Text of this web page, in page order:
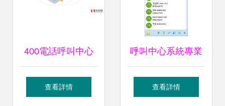
400電話呼叫中心
對接方式與費用全
查看詳情
呼叫中心系統專業
服務商與業務外包
查看詳情